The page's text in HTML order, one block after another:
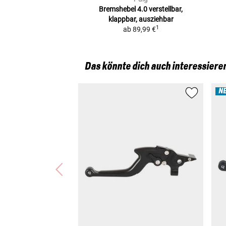
Bremshebel 4.0verstellbar,
klappbar, ausziehbar
ab 89,99 €1
Das könnte dich auch